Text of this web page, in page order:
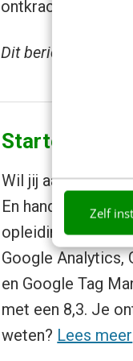
Zelf
ontkracht?
Dit bericht is
Starten met
Wil jij aan de slag
En handvatten
opleiding SEO &
Google Analytics,
en Google Tag
met een 8,3. Je
weten? Lees meer